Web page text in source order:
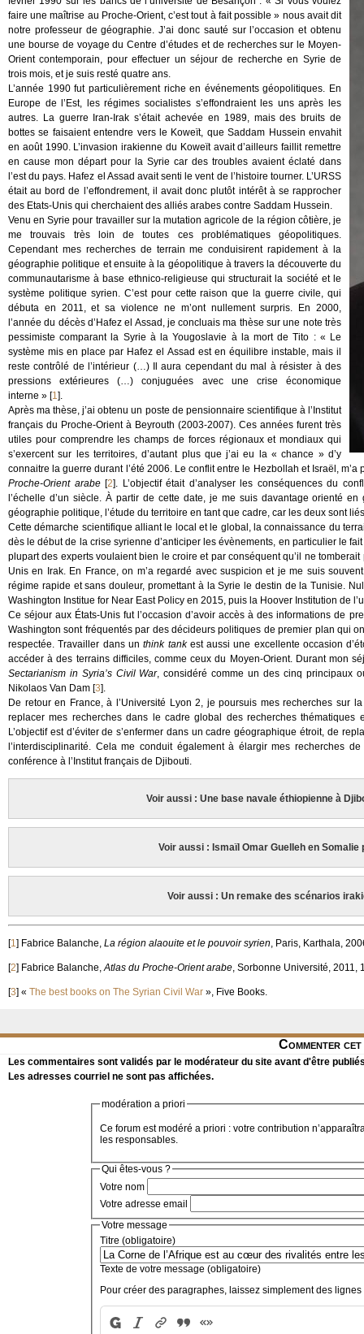
faire une maîtrise au Proche-Orient, c’est tout à fait possible » nous avait dit
notre professeur de géographie. J’ai donc sauté sur l’occasion et obtenu
une bourse de voyage du Centre d’études et de recherches sur le Moyen-
Orient contemporain, pour effectuer un séjour de recherche en Syrie de
trois mois, et je suis resté quatre ans.
L’année 1990 fut particulièrement riche en événements géopolitiques. En
Europe de l’Est, les régimes socialistes s’effondraient les uns après les
autres. La guerre Iran-Irak s’était achevée en 1989, mais des bruits de
bottes se faisaient entendre vers le Koweït, que Saddam Hussein envahit
en août 1990. L’invasion irakienne du Koweït avait d’ailleurs faillit remettre
en cause mon départ pour la Syrie car des troubles avaient éclaté dans
l’est du pays. Hafez el Assad avait senti le vent de l’histoire tourner. L’URSS
était au bord de l’effondrement, il avait donc plutôt intérêt à se rapprocher
des Etats-Unis qui cherchaient des alliés arabes contre Saddam Hussein.
Venu en Syrie pour travailler sur la mutation agricole de la région côtière, je
me trouvais très loin de toutes ces problématiques géopolitiques.
Cependant mes recherches de terrain me conduisirent rapidement à la
géographie politique et ensuite à la géopolitique à travers la découverte du
communautarisme à base ethnico-religieuse qui structurait la société et le
système politique syrien. C’est pour cette raison que la guerre civile, qui
débuta en 2011, et sa violence ne m’ont nullement surpris. En 2000,
l’année du décès d’Hafez el Assad, je concluais ma thèse sur une note très
pessimiste comparant la Syrie à la Yougoslavie à la mort de Tito : « Le
système mis en place par Hafez el Assad est en équilibre instable, mais il
reste contrôlé de l’intérieur (…) Il aura cependant du mal à résister à des
pressions extérieures (…) conjuguées avec une crise économique
interne » [1].
Après ma thèse, j’ai obtenu un poste de pensionnaire scientifique à l’Institut
français du Proche-Orient à Beyrouth (2003-2007). Ces années furent très
utiles pour comprendre les champs de forces régionaux et mondiaux qui
s’exercent sur les territoires, d’autant plus que j’ai eu la « chance » d’y
connaitre la guerre durant l’été 2006. Le conflit entre le Hezbollah et Israël, m’a
Proche-Orient arabe[2]. L’objectif était d’analyser les conséquences du
l’échelle d’un siècle. À partir de cette date, je me suis davantage orienté
géographie politique, l’étude du territoire en tant que cadre, car les deux sont
Cette démarche scientifique alliant le local et le global, la connaissance du
dès le début de la crise syrienne d’anticiper les évènements, en particulier le
plupart des experts voulaient bien le croire et par conséquent qu’il ne
Unis en Irak. En France, on m’a regardé avec suspicion et je me suis
régime rapide et sans douleur, promettant à la Syrie le destin de la Tunisie.
Washington Institue for Near East Policy en 2015, puis la Hoover Institution de
Ce séjour aux États-Unis fut l’occasion d’avoir accès à des informations de
Washington sont fréquentés par des décideurs politiques de premier plan qui
respectée. Travailler dans unthink tankest aussi une excellente occasion
accéder à des terrains difficiles, comme ceux du Moyen-Orient. Durant mon
Sectarianism in Syria’s Civil War, considéré comme un des cinq principaux
Nikolaos Van Dam [3].
De retour en France, à l’Université Lyon 2, je poursuis mes recherches sur
replacer mes recherches dans le cadre global des recherches
L’objectif est d’éviter de s’enfermer dans un cadre géographique étroit, de
l’interdisciplinarité. Cela me conduit également à élargir mes recherches
conférence à l’Institut français de Djibouti.
Voir aussi : Une base navale éthiopienne à
Voir aussi : Ismaïl Omar Guelleh en
Voir aussi : Un remake des scénarios
[1] Fabrice Balanche, La région alaouite et le pouvoir syrien, Paris, Karthala,
[2] Fabrice Balanche,Atlas du Proche-Orient arabe, Sorbonne Université, 2011,
[3] « The best books on The Syrian Civil War », Five Books.
Commenter
Les commentaires sont validés par le modérateur du site avant d'être
Les adresses courriel ne sont pas affichées.
modération a priori
Ce forum est modéré a priori : votre contribution
les responsables.
Qui êtes-vous ?
Votre nom
Votre adresse email
Votre message
Titre (obligatoire)
Texte de votre message (obligatoire)
Pour créer des paragraphes, laissez simplement des lignes